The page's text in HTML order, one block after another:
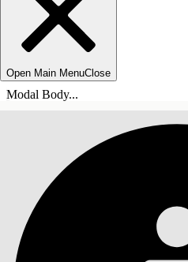
Open Main MenuClose
Modal Body...
SOMMARIO